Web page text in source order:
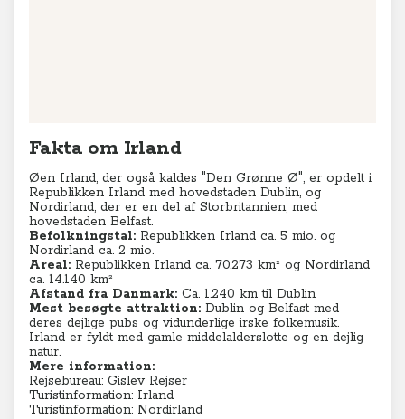
Fakta om Irland
Øen Irland, der også kaldes "Den Grønne Ø", er opdelt i
Republikken Irland med hovedstaden Dublin, og
Nordirland, der er en del af Storbritannien, med
hovedstaden Belfast.
Befolkningstal: Republikken Irland ca. 5 mio. og
Nordirland ca. 2 mio.
Areal: Republikken Irland ca. 70.273 km² og Nordirland
ca. 14.140 km²
Afstand fra Danmark: Ca. 1.240 km til Dublin
Mest besøgte attraktion: Dublin og Belfast med
deres dejlige pubs og vidunderlige irske folkemusik.
Irland er fyldt med gamle middelalderslotte og en dejlig
natur.
Mere information:
Rejsebureau: Gislev Rejser
Turistinformation: Irland
Turistinformation: Nordirland